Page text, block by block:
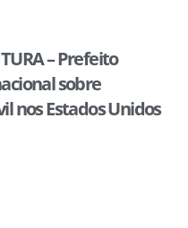
– Prefeito
sobre
nos Estados Unidos